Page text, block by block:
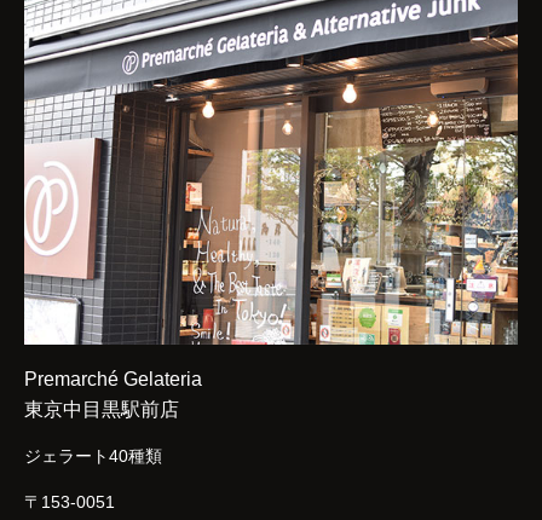
Premarché Gelateria
東京中目黒駅前店
ジェラート40種類
〒153-0051